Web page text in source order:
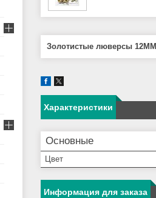
Золотистые люверсы 12MM
Характеристики
Основные
Цвет
Информация для заказа